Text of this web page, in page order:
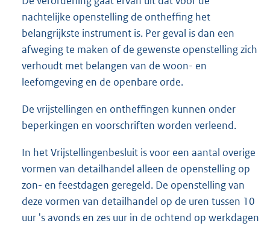
nachtelijke openstelling de ontheffing het
belangrijkste instrument is. Per geval is dan een
afweging te maken of de gewenste openstelling zich
verhoudt met belangen van de woon- en
leefomgeving en de openbare orde.
De vrijstellingen en ontheffingen kunnen onder
beperkingen en voorschriften worden verleend.
In het Vrijstellingenbesluit is voor een aantal overige
vormen van detailhandel alleen de openstelling op
zon- en feestdagen geregeld. De openstelling van
deze vormen van detailhandel op de uren tussen 10
uur 's avonds en zes uur in de ochtend op werkdagen